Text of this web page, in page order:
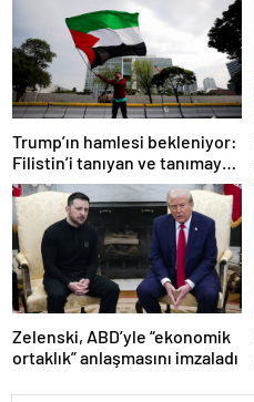
Trump’ın hamlesi bekleniyor:
Filistin’i tanıyan ve tanımayan
ülkeler hangileri?
Zelenski, ABD’yle “ekonomik
ortaklık” anlaşmasını imzaladı